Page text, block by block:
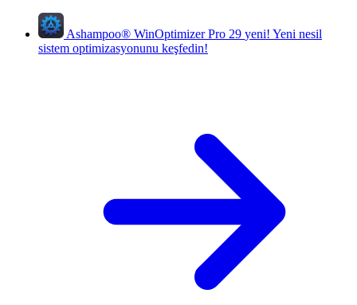
Ashampoo® WinOptimizer Pro 29 yeni! Yeni nesil
sistem optimizasyonunu keşfedin!